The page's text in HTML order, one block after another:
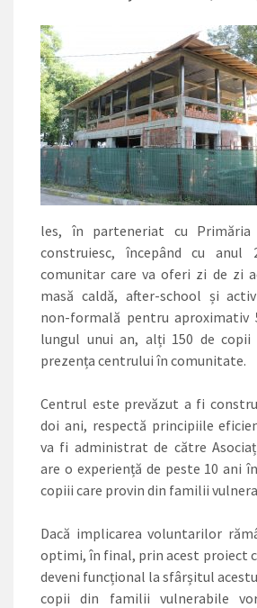
les, în parteneriat cu Primăria
construiesc, începând cu anul
comunitar care va oferi zi de zi
masă caldă, ­after-school și
non-formală pentru aproximativ
lungul unui an, alți 150 de copii
prezența centrului în comunitate.
Centrul este prevăzut a fi
doi ani, respectă principiile
va fi administrat de către
are o experiență de peste 10 ani
copiii care provin din familii
Dacă implicarea voluntarilor
optimi, în final, prin acest proiect
deveni funcțional la sfârșitul
copii din familii vulnerabile